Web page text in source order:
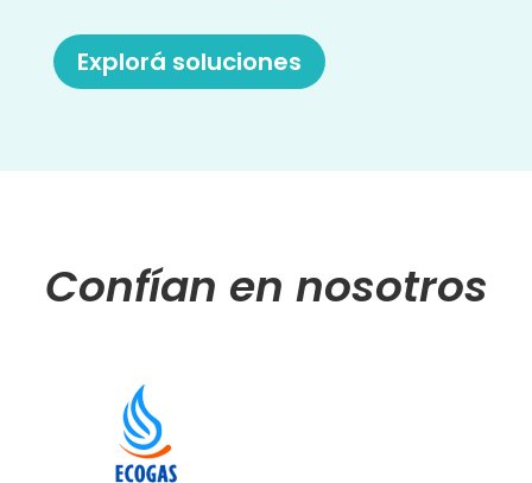
Explorá soluciones
Confían en nosotros